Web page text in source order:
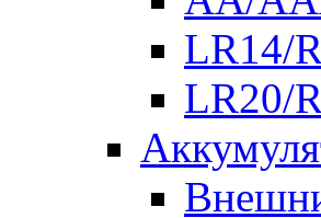
LR14/
LR20/